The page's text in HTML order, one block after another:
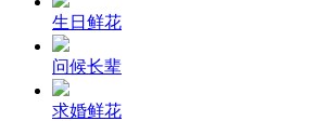
生日鲜花
问候长辈
求婚鲜花